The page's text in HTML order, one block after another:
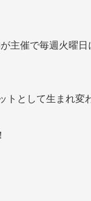
主催で毎週火曜
として生まれ変